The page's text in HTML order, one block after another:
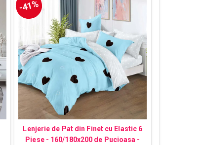
-41%
Lenjerie de Pat din Finet cu Elastic 6
Piese - 160/180x200 de Pucioasa -